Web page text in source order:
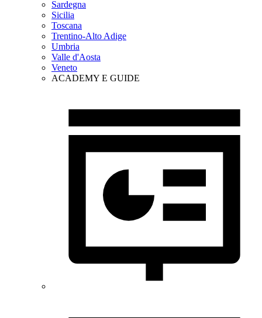
Sardegna
Sicilia
Toscana
Trentino-Alto Adige
Umbria
Valle d'Aosta
Veneto
ACADEMY E GUIDE